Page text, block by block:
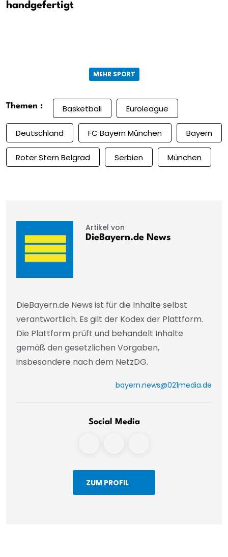
handgefertigt
MEHR SPORT
Themen : Basketball Euroleague
Deutschland FC Bayern München Bayern
Roter Stern Belgrad Serbien München
Artikel von
DieBayern.de News
DieBayern.de News ist für die Inhalte selbst
verantwortlich. Es gilt der Kodex der Plattform.
Die Plattform prüft und behandelt Inhalte
gemäß den gesetzlichen Vorgaben,
insbesondere nach dem NetzDG.
bayern.news@021media.de
Social Media
ZUM PROFIL